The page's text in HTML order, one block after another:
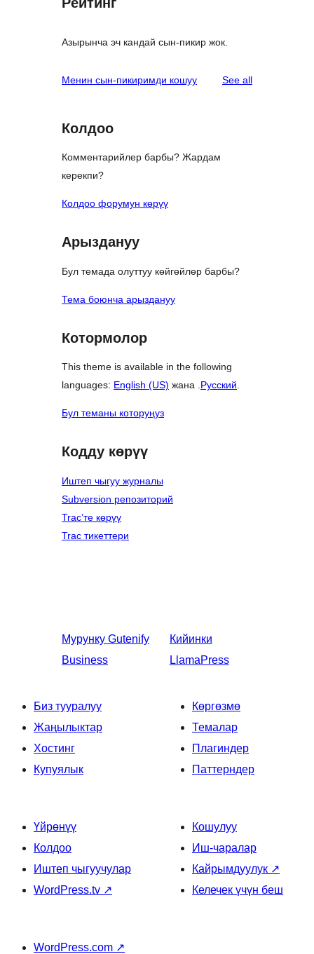
Азырынча эч кандай сын-пикир жок.
Менин сын-пикиримди кошуу See allreviews
Колдоо
Комментарийлер барбы? Жардам
керекпи?
Колдоо форумун көрүү
Арыздануу
Бул темада олуттуу көйгөйлөр барбы?
Тема боюнча арыздануу
Котормолор
This theme is available in the following
languages: English (US) жана .Русский.
Бул теманы которуңуз
Кодду көрүү
Иштеп чыгуу журналы
Subversion репозиторий
Trac’те көрүү
Trac тикеттери
Мурунку Gutenify
Business
Кийинки
LlamaPress
Биз тууралуу
Жаңылыктар
Хостинг
Купуялык
Көргөзмө
Темалар
Плагиндер
Паттерндер
Үйрөнүү
Колдоо
Иштеп чыгуучулар
WordPress.tv ↗
Кошулуу
Иш-чаралар
Кайрымдуулук ↗
Келечек үчүн беш
WordPress.com ↗